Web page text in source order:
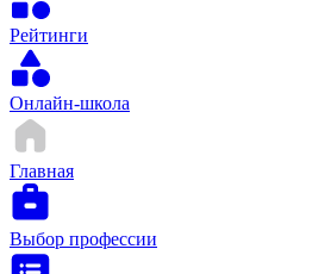
Рейтинги
Онлайн-школа
Главная
Выбор профессии